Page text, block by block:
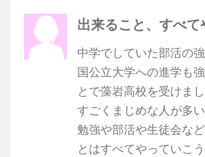
出来ること、すべて
中学でしていた部活の強
国公立大学への進学も
とで藻岩高校を受けまし
すごくまじめな人が多い
勉強や部活や生徒会な
とはすべてやっていこ